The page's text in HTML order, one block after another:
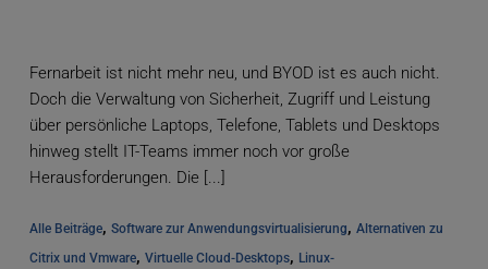
Fernarbeit ist nicht mehr neu, und BYOD ist es auch nicht.
Doch die Verwaltung von Sicherheit, Zugriff und Leistung
über persönliche Laptops, Telefone, Tablets und Desktops
hinweg stellt IT-Teams immer noch vor große
Herausforderungen. Die [...]
Alle Beiträge, Software zur Anwendungsvirtualisierung, Alternativen zu
Citrix und Vmware, Virtuelle Cloud-Desktops, Linux-